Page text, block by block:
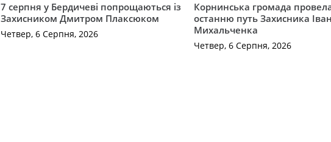
7 серпня у Бердичеві попрощаються із
Захисником Дмитром Плаксюком
Четвер, 6 Серпня, 2026
Корнинська громада
останню путь Захисника
Михальченка
Четвер, 6 Серпня, 2026